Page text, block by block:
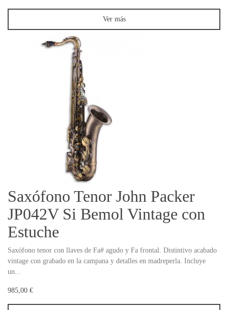
Ver más
Saxófono Tenor John Packer
JP042V Si Bemol Vintage con
Estuche
Saxófono tenor con llaves de Fa# agudo y Fa frontal. Distintivo acabado
vintage con grabado en la campana y detalles en madreperla. Incluye
un...
985,00 €